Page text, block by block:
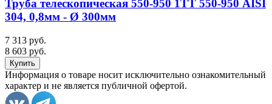
Труба телескопическая 550-950 1ТТ 550-950 AISI
304, 0,8мм - Ø 300мм
7 313 руб.
8 603 руб.
Информация о товаре носит исключительно ознакомительный
характер и не является публичной офертой.